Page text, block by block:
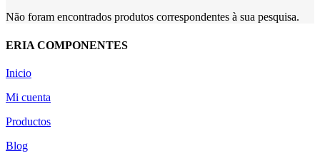
Não foram encontrados produtos correspondentes à sua pesquisa.
ERIA COMPONENTES
Inicio
Mi cuenta
Productos
Blog